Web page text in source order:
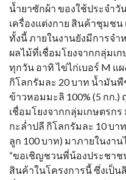
น้ำยาซักผ้า ของใช้ประจำวั
เครื่องแต่งกาย สินค้าชุมชน
ทั้งนี้ ภายในงานยังมีการจ
ผลไม้ที่เชื่อมโยงจากกลุ่มเ
ทุกวัน อาทิ ไข่ไก่เบอร์ M แ
กิโลกรัมละ 20 บาท น้ำมัน
ข้าวหอมมะลิ 100% (5 กก.)
เชื่อมโยงจากกลุ่มเกษตรก
กะล่ำปลี กิโลกรัมละ 10 บา
ลูก 100 บาท) มาภายในงาน
“ขอเชิญชวนพี่น้องประชา
สินค้าในโครงการนี้ ซึ่งเป็